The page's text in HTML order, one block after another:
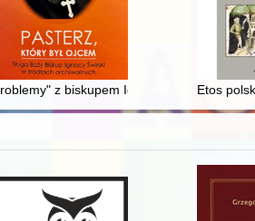
Sztabu Generalnego Wojska Polskiego
z biskupem Ignacym Świrskim w
Etos